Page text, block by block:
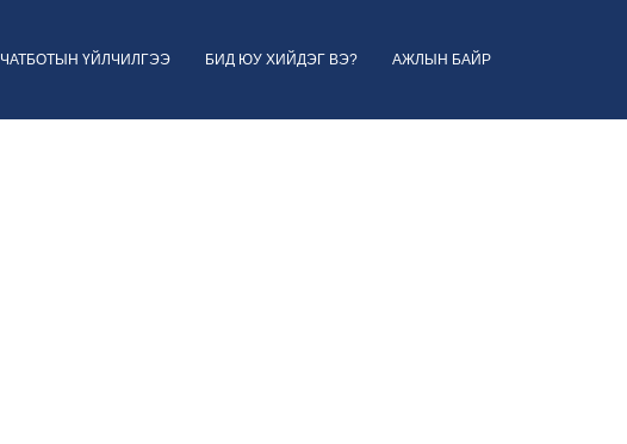
ЧАТБОТЫН ҮЙЛЧИЛГЭЭ БИД ЮУ ХИЙДЭГ ВЭ? АЖЛЫН БАЙР